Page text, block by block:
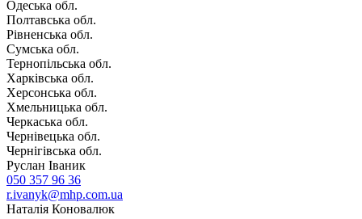
Одеська обл.
Полтавська обл.
Рівненська обл.
Сумська обл.
Тернопільська обл.
Харківська обл.
Херсонська обл.
Хмельницька обл.
Черкаська обл.
Чернівецька обл.
Чернігівська обл.
Руслан Іваник
050 357 96 36
r.ivanyk@mhp.com.ua
Наталія Коновалюк